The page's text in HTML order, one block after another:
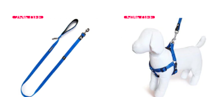
25%OFF 50%OFF